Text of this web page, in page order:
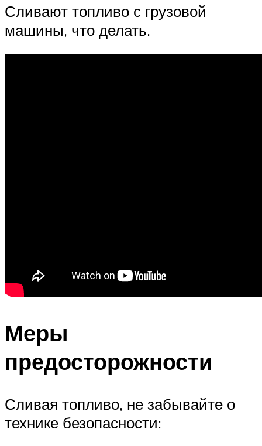
Сливают топливо с грузовой
машины, что делать.
Меры
предосторожности
Сливая топливо, не забывайте о
технике безопасности: